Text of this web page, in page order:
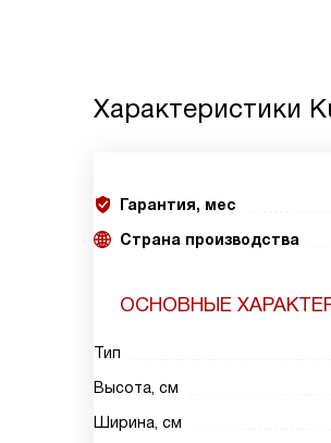
Характеристики
Гарантия, мес
Страна производства
ОСНОВНЫЕ
Тип
Высота, см
Ширина, см